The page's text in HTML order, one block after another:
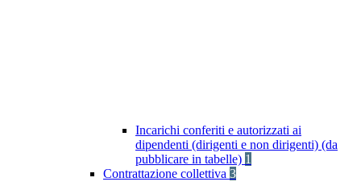
Incarichi conferiti e autorizzati ai
dipendenti (dirigenti e non dirigenti) (da
pubblicare in tabelle) 1
Contrattazione collettiva 3